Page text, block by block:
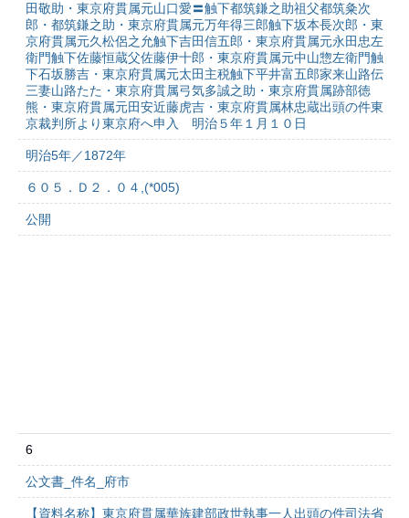
田敬助・東京府貫属元山口愛〓触下都筑鎌之助祖父都筑粂次
郎・都筑鎌之助・東京府貫属元万年得三郎触下坂本長次郎・東
京府貫属元久松侶之允触下吉田信五郎・東京府貫属元永田忠左
衛門触下佐藤恒蔵父佐藤伊十郎・東京府貫属元中山惣左衛門触
下石坂勝吉・東京府貫属元太田主税触下平井富五郎家来山路伝
三妻山路たた・東京府貫属弓気多誠之助・東京府貫属跡部徳
熊・東京府貫属元田安近藤虎吉・東京府貫属林忠蔵出頭の件東
京裁判所より東京府へ申入 明治５年１月１０日
明治5年／1872年
６０５．Ｄ２．０４,(*005)
公開
6
公文書_件名_府市
【資料名称】東京府貫属華族建部政世執事一人出頭の件司法省